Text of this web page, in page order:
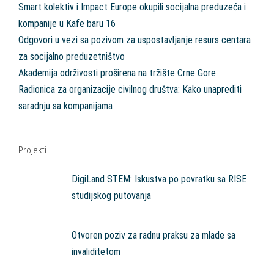
Smart kolektiv i Impact Europe okupili socijalna preduzeća i
kompanije u Kafe baru 16
Odgovori u vezi sa pozivom za uspostavljanje resurs centara
za socijalno preduzetništvo
Akademija održivosti proširena na tržište Crne Gore
Radionica za organizacije civilnog društva: Kako unaprediti
saradnju sa kompanijama
Projekti
DigiLand STEM: Iskustva po povratku sa RISE
studijskog putovanja
Otvoren poziv za radnu praksu za mlade sa
invaliditetom